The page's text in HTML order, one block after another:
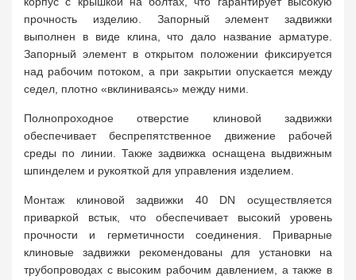
прочность изделию. Запорный элемент задвижки
выполнен в виде клина, что дало название арматуре.
Запорный элемент в открытом положении фиксируется
над рабочим потоком, а при закрытии опускается между
седел, плотно «вклиниваясь» между ними.
Полнопроходное отверстие клиновой задвижки
обеспечивает беспрепятственное движение рабочей
среды по линии. Также задвижка оснащена выдвижным
шпинделем и рукояткой для управления изделием.
Монтаж клиновой задвижки 40 DN осуществляется
приваркой встык, что обеспечивает высокий уровень
прочности и герметичности соединения. Приварные
клиновые задвижки рекомендованы для установки на
трубопроводах с высоким рабочим давлением, а также в